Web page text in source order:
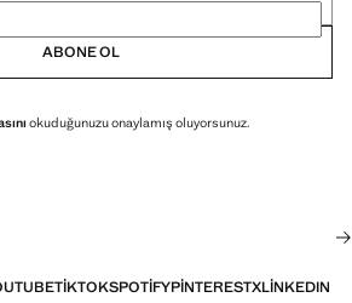
ABONE OL
okuduğunuzu onaylamış oluyorsunuz.
TIKTOKSPOTIFYPINTERESTXLINKEDIN